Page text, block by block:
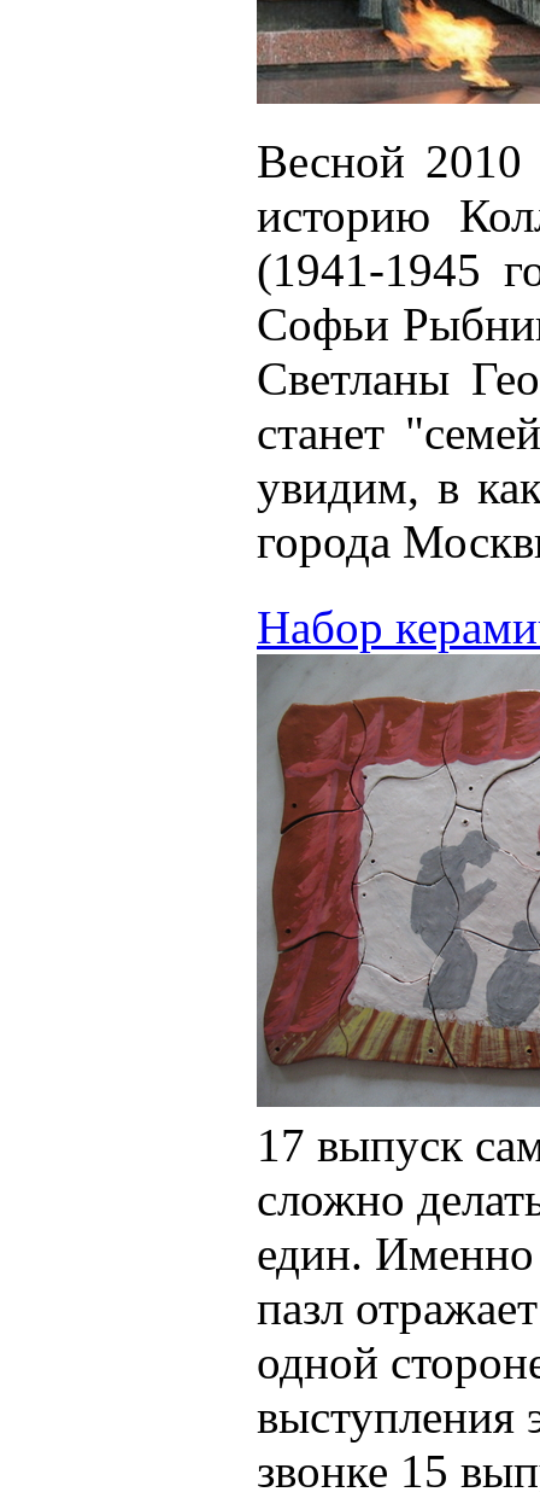
Весной 2010
историю
(1941-1945
Софьи
Светланы
станет
увидим, в
города
Набор
17 выпуск
сложно
един. Именно
пазл
одной
выступления
звонке 15